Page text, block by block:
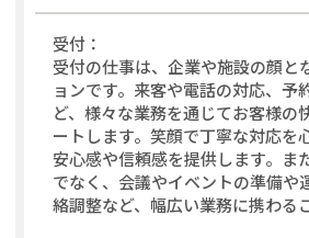
受付：
受付の仕事は、企業や施設の顔と
ョンです。来客や電話の対応、予
ど、様々な業務を通じてお客様の
ートします。笑顔で丁寧な対応を
安心感や信頼感を提供します。ま
でなく、会議やイベントの準備や
絡調整など、幅広い業務に携わる